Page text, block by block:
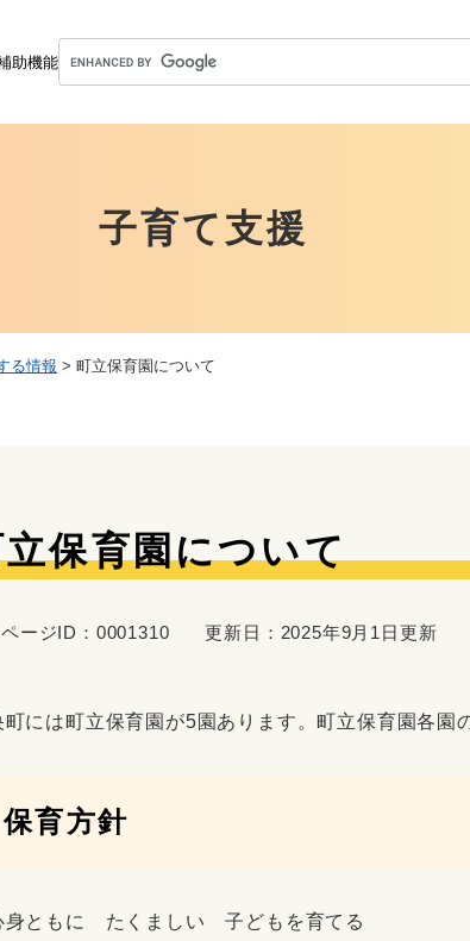
助機能
o
検
索
子育て支援
る情報 > 町立保育園について
保育園について
ページID：0001310 更新日：2025年9月1日更新
町には町立保育園が5園あります。町立保育園各園
保育方針
ともに たくましい 子どもを育てる